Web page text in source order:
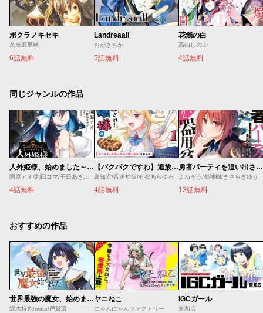
ボクラノキセキ
久米田夏緒
6話無料
Landreaall
おがきちか
5話無料
花燭の白
高山しのぶ
4話無料
同じジャンルの作品
人外姫様、始めました～Ｆｒｅｅ Ｌｉｆｅ Ｆａｎｔａｓｙ Ｏｎｌｉｎｅ～
4話無料
【パクパクですわ】追放されたお嬢様の『モンスターを食べるほど強くなる』スキルは、１食で１レベルアップする前代未聞の最強スキルでした。３日で人類最強になりましたわ～！
島知宏/音速炒飯/有都あらゆる
4話無料
勇者パーティを追い出された器用貧乏 ～パーティ事情で付与術士をやっていた剣士、万能へと至る～
よねぞう/都神樹/きさらぎゆり
13話無料
おすすめの作品
世界最強の魔女、始めました ～私だけ『攻略サイト』を見れる世界で自由に生きます～
坂木持丸/riritto/戸賀環
ヤニねこ
にゃんにゃんファクトリー
IGCガール
東和広